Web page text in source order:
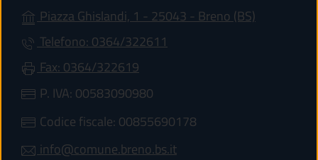
Piazza Ghislandi, 1 - 25043 - Breno (BS)
Telefono: 0364/322611
Fax: 0364/322619
P. IVA: 00583090980
Codice fiscale: 00855690178
info@comune.breno.bs.it